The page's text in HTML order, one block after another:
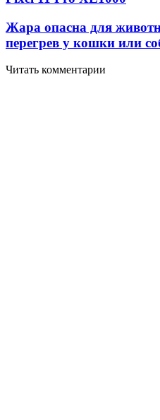
Жара опасна для
перегрев у кошки или
Читать комментарии